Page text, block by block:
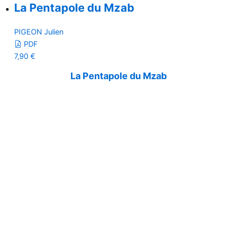
La Pentapole du Mzab
PIGEON Julien
PDF
7,90 €
La Pentapole du Mzab